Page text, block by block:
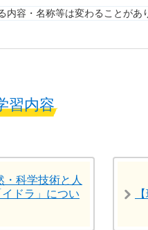
容・名称等は変わることがあ
習内容
・科学技術と人
ドラ」につい